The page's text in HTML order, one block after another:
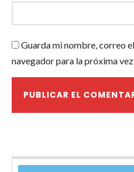
Guarda mi nombre, correo
navegador para la próxima